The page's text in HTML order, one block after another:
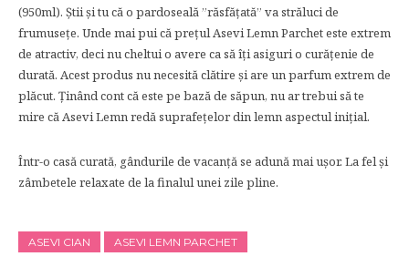
(950ml). Știi și tu că o pardoseală ”răsfățată” va străluci de
frumusețe. Unde mai pui că prețul Asevi Lemn Parchet este extrem
de atractiv, deci nu cheltui o avere ca să îți asiguri o curățenie de
durată. Acest produs nu necesită clătire şi are un parfum extrem de
plăcut. Ținând cont că este pe bază de săpun, nu ar trebui să te
mire că Asevi Lemn redă suprafețelor din lemn aspectul inițial.
Într-o casă curată, gândurile de vacanță se adună mai ușor. La fel și
zâmbetele relaxate de la finalul unei zile pline.
ASEVI CIAN ASEVI LEMN PARCHET